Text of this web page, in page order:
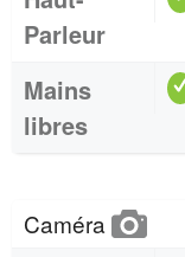
Parleur
Mains
libres
Caméra